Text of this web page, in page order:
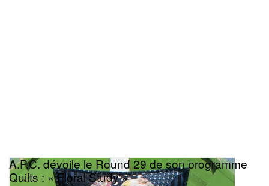
A.P.C. dévoile le Round 29 de son programme
Quilts : « Floral Study »